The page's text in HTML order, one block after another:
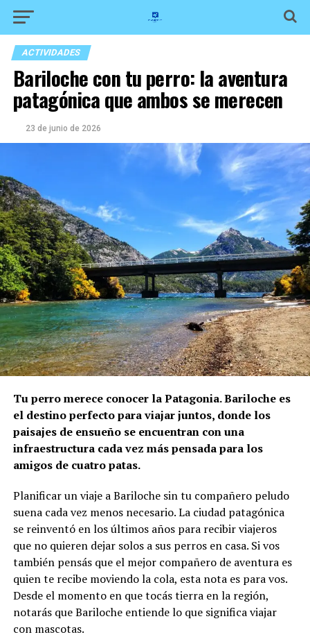
ACTIVIDADES
Bariloche con tu perro: la aventura
patagónica que ambos se merecen
23 de junio de 2026
Tu perro merece conocer la Patagonia. Bariloche es
el destino perfecto para viajar juntos, donde los
paisajes de ensueño se encuentran con una
infraestructura cada vez más pensada para los
amigos de cuatro patas.
Planificar un viaje a Bariloche sin tu compañero peludo
suena cada vez menos necesario. La ciudad patagónica
se reinventó en los últimos años para recibir viajeros
que no quieren dejar solos a sus perros en casa. Si vos
también pensás que el mejor compañero de aventura es
quien te recibe moviendo la cola, esta nota es para vos.
Desde el momento en que tocás tierra en la región,
notarás que Bariloche entiende lo que significa viajar
con mascotas.